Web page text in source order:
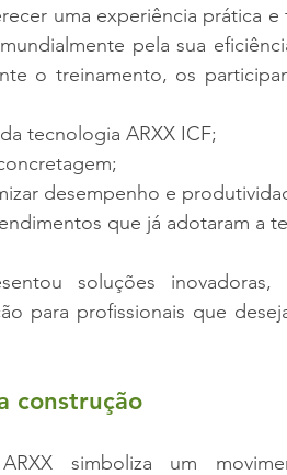
uma experiência prática e
pela sua
o treinamento, os
tecnologia ARXX ICF;
desempenho e
que já adotaram a
soluções
para profissionais que
construção
simboliza um